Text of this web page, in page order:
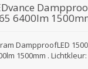
6400lm
DampproofLED
1500mm .